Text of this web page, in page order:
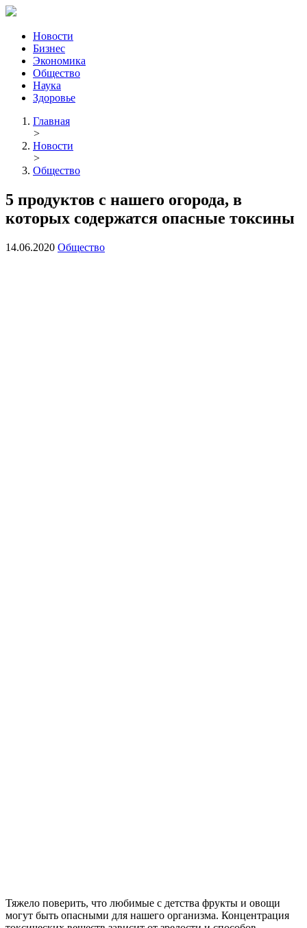
Новости
Бизнес
Экономика
Общество
Наука
Здоровье
Главная
>
Новости
>
Общество
5 продуктов с нашего огорода, в
которых содержатся опасные токсины
14.06.2020 Общество
Тяжело поверить, что любимые с детства фрукты и овощи
могут быть опасными для нашего организма. Концентрация